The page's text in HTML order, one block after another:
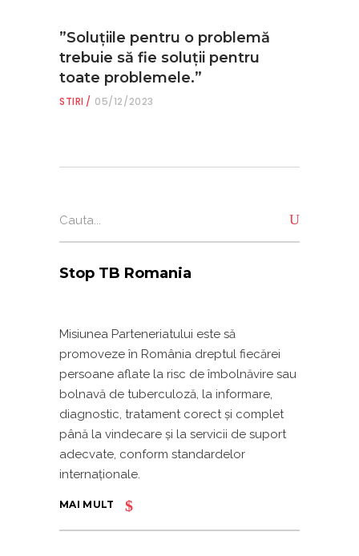
”Soluțiile pentru o problemă
trebuie să fie soluții pentru
toate problemele.”
STIRI 05/12/2023
for:
Stop TB Romania
Misiunea Parteneriatului este să
promoveze în România dreptul fiecărei
persoane aflate la risc de îmbolnăvire sau
bolnavă de tuberculoză, la informare,
diagnostic, tratament corect și complet
până la vindecare și la servicii de suport
adecvate, conform standardelor
internaționale.
MAI MULT